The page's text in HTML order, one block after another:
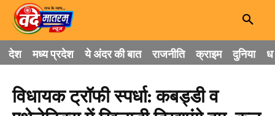
देश मध्य प्रदेश ये अंदर की बात राजनीति क्राइम दुनिया
विधायक ट्रॉफी स्पर्धा: कबड्डी व